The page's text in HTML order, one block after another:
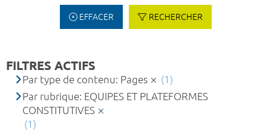
EFFACER RECHERCHER
FILTRES ACTIFS
Par type de contenu: Pages
(1)
Par rubrique: EQUIPES ET PLATEFORMES
CONSTITUTIVES
(1)